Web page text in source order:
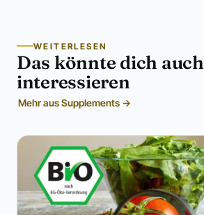
WEITERLESEN
Das könnte dich auch
interessieren
Mehr aus Supplements →